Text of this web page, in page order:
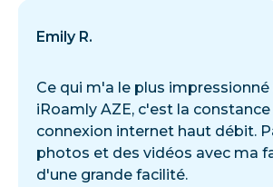
Emily R.
Ce qui m'a le plus impressionné
iRoamly AZE, c'est la constance
connexion internet haut débit.
photos et des vidéos avec ma
d'une grande facilité.